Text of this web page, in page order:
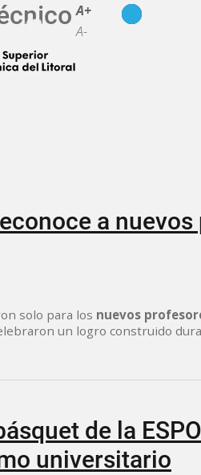
A+
A-
a
solo para los nuevos
un logro construido
de la
universitario